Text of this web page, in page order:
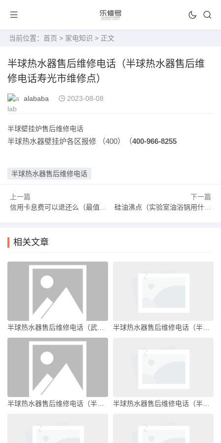
当前位置： 首页 > 家电知识 > 正文
半球热水器售后维修电话（半球热水器售后维
修电话寿光市维修点）
alababa 2023-08-08
半球壁挂炉售后维修电话
半球热水器壁挂炉各区报修 （400）（400-966-8255
半球热水器售后维修电话
上一篇
信用卡息费可以退还么（最值得养的5张信用卡）
下一篇
硅油沸点（实验室油浴锅用什么油）
相关文章